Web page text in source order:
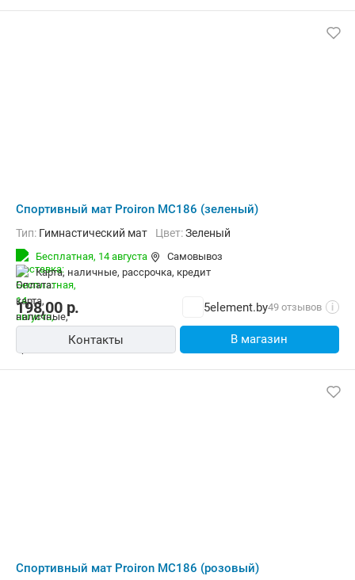
Cпортивный мат Proiron МС186 (зеленый)
Тип: Гимнастический мат Цвет:Зеленый
Бесплатная, 14 августа
Самовывоз
карта, наличные, рассрочка, кредит
198,00р. 5element.by49 отзывов i
Контакты В магазин
Cпортивный мат Proiron МС186 (розовый)